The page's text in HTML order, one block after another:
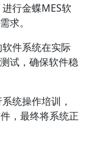
行金蝶MES软
求。
件系统在实际
试，确保软件稳
统操作培训，
，最终将系统正